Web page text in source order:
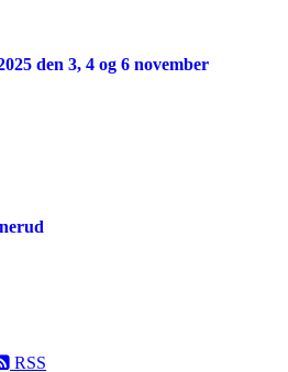
den 3, 4 og 6 november
RSS